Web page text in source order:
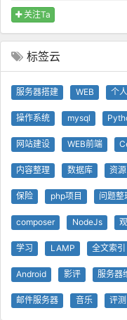
关注Ta
标签云
服务器搭建 WEB 个
操作系统 mysql
网站建设 WEB前端
内容整理 数据库 资源
保险 php项目 问题整
composer NodeJs
学习 LAMP 全文索引
Android 影评 服务器
邮件服务器 音乐 评测